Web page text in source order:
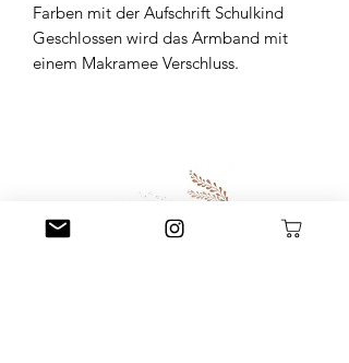
Farben mit der Aufschrift Schulkind
Geschlossen wird das Armband mit
einem Makramee Verschluss.